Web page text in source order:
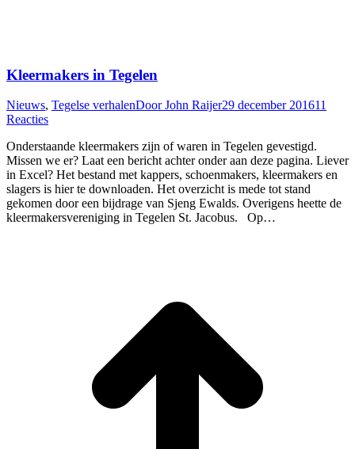
Kleermakers in Tegelen
Nieuws, Tegelse verhalenDoorJohn Raijer29 december 201611
Reacties
Onderstaande kleermakers zijn of waren in Tegelen gevestigd.
Missen we er? Laat een bericht achter onder aan deze pagina. Liever
in Excel? Het bestand met kappers, schoenmakers, kleermakers en
slagers is hier te downloaden. Het overzicht is mede tot stand
gekomen door een bijdrage van Sjeng Ewalds. Overigens heette de
kleermakersvereniging in Tegelen St. Jacobus. Op…